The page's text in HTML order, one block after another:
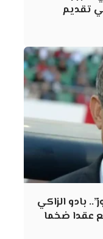
بادو الزاكي
عقدا ضخما